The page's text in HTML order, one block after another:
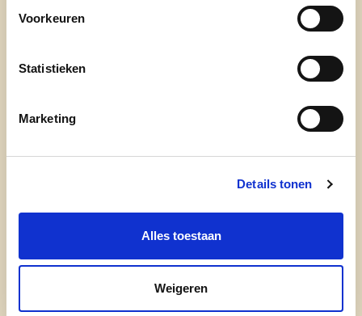
Voorkeuren
Statistieken
Marketing
Details tonen
Alles toestaan
Weigeren
Nieuwsbrief
activiteiten? Schrijf je dan in voor onze nieuwsbrief.